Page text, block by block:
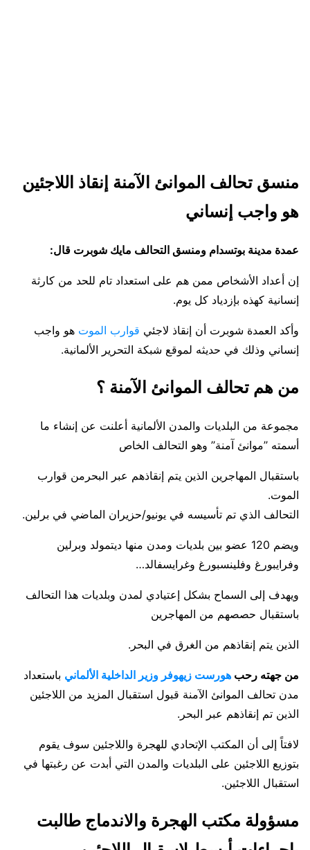
منسق تحالف الموانئ الآمنة إنقاذ اللاجئين
هو واجب إنساني
عمدة مدينة بوتسدام ومنسق التحالف مايك شوبرت قال:
إن أعداد الأشخاص ممن هم على استعداد تام للحد من كارثة
إنسانية كهذه بإزدياد كل يوم.
وأكد العمدة شوبرت أن إنقاذ لاجئي قوارب الموت هو واجب
إنساني وذلك في حديثه لموقع شبكة التحرير الألمانية.
من هم تحالف الموانئ الآمنة ؟
مجموعة من البلديات والمدن الألمانية أعلنت عن إنشاء ما
أسمته ’’موانئ آمنة’’ وهو التحالف الخاص
باستقبال المهاجرين الذين يتم إنقاذهم عبر البحرمن قوارب
الموت.
التحالف الذي تم تأسيسه في يونيو/حزيران الماضي في برلين.
ويضم 120 عضو بين بلديات ومدن منها ديتمولد وبرلين
وفرايبورغ وفلينسبورغ وغرايسفالد…
ويهدف إلى السماح بشكل إعتيادي لمدن وبلديات هذا التحالف
باستقبال حصصهم من المهاجرين
الذين يتم إنقاذهم من الغرق في البحر.
من جهته رحب هورست زيهوفر وزير الداخلية الألماني باستعداد
مدن تحالف الموانئ الآمنة قبول استقبال المزيد من اللاجئين
الذين تم إنقاذهم عبر البحر.
لافتاً إلى أن المكتب الإتحادي للهجرة واللاجئين سوف يقوم
بتوزيع اللاجئين على البلديات والمدن التي أبدت عن رغبتها في
استقبال اللاجئين.
مسؤولة مكتب الهجرة والاندماج طالبت